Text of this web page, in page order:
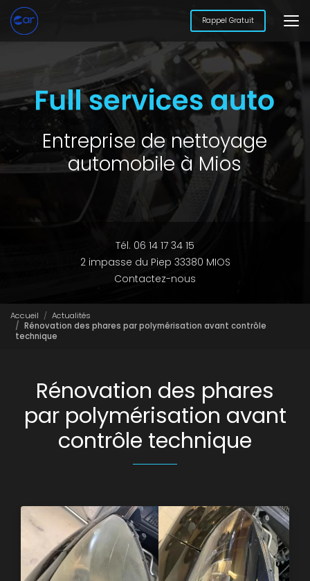
Aller
au
contenu
principal
Rappel Gratuit
Entreprise de nettoyage
automobile à Mios
Tél. 06 14 17 34 15
2 impasse du Piep 33380 MIOS
Contactez-nous
Accueil
Actualités
Rénovation des phares par polymérisation avant contrôle
technique
Rénovation des phares
par polymérisation avant
contrôle technique